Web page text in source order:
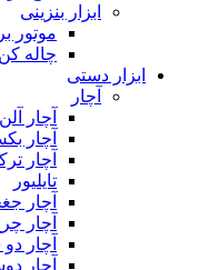
ابزار بنزینی
موتور
چاله کن
ابزار دستی
آچار
آچار آلن
آچار
آچار
تایلیور
آچار
آچار
آچار
آچار